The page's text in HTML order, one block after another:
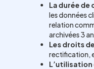
La durée
les données
relation
archivées 3
Les droits
rectification,